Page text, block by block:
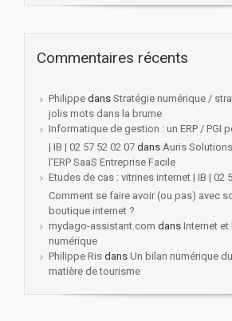
Commentaires récents
Philippe dans Stratégie numérique /
jolis mots dans la brume
Informatique de gestion : un ERP / PGI
| IB | 02 57 52 02 07 dans Auris
l’ERP SaaS Entreprise Facile
Etudes de cas : vitrines internet | IB | 02
Comment se faire avoir (ou pas) avec
boutique internet ?
mydago-assistant.com dans Internet et
numérique
Philippe Ris dans Un bilan numérique
matière de tourisme